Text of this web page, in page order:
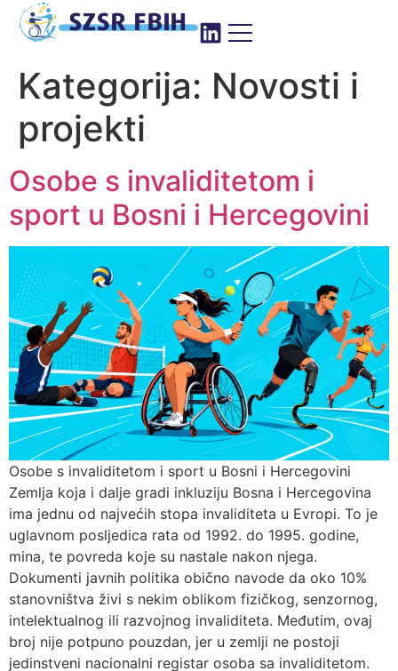
Kategorija: Novosti i
projekti
Osobe s invaliditetom i
sport u Bosni i Hercegovini
Osobe s invaliditetom i sport u Bosni i Hercegovini
Zemlja koja i dalje gradi inkluziju Bosna i Hercegovina
ima jednu od najvećih stopa invaliditeta u Evropi. To je
uglavnom posljedica rata od 1992. do 1995. godine,
mina, te povreda koje su nastale nakon njega.
Dokumenti javnih politika obično navode da oko 10%
stanovništva živi s nekim oblikom fizičkog, senzornog,
intelektualnog ili razvojnog invaliditeta. Međutim, ovaj
broj nije potpuno pouzdan, jer u zemlji ne postoji
jedinstveni nacionalni registar osoba sa invaliditetom.